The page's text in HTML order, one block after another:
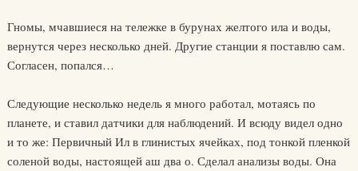
Гномы, мчавшиеся на тележке в бурунах желтого ила и воды,
вернутся через несколько дней. Другие станции я поставлю сам.
Согласен, попался…
Следующие несколько недель я много работал, мотаясь по
планете, и ставил датчики для наблюдений. И всюду видел одно
и то же: Первичный Ил в глинистых ячейках, под тонкой пленкой
соленой воды, настоящей аш два о. Сделал анализы воды. Она